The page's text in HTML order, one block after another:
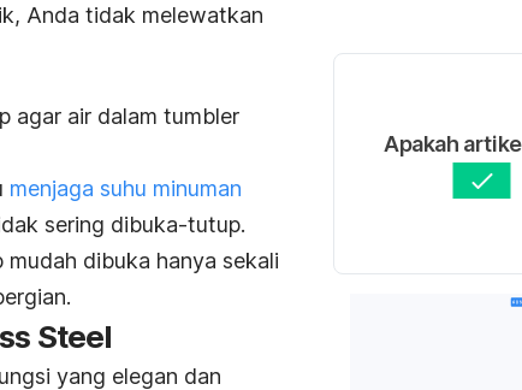
Anda tidak melewatkan
agar air dalam tumbler
menjaga suhu minuman
sering dibuka-tutup.
dibuka hanya sekali
Steel
yang elegan dan
Apakah